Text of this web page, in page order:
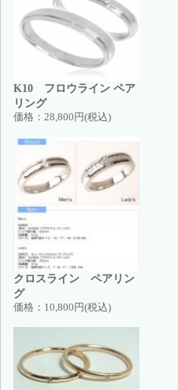
K10 フロウライン ペア
リング
価格： 28,800円(税込)
クロスライン ペアリン
グ
価格： 10,800円(税込)